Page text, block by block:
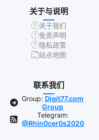
关于与说明
关于我们
免责声明
隐私政策
站点地图
联系我们
Group: Digit77.com
Group
Telegram:
@Rhin0cer0s2020